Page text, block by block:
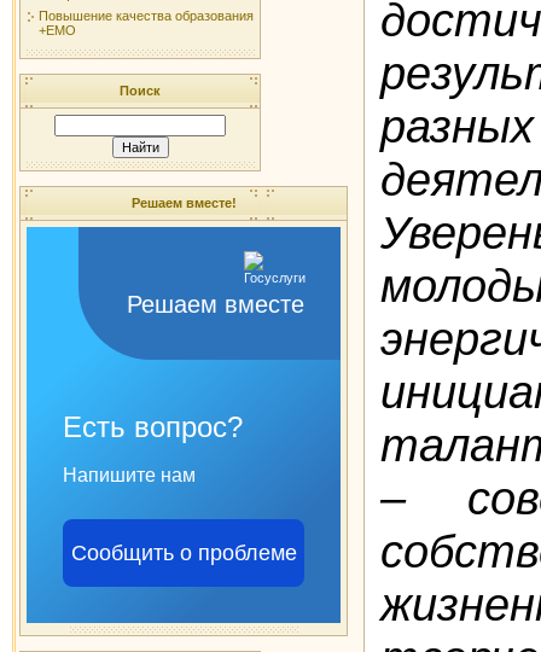
Повышение качества образования
+ЕМО
Поиск
Решаем вместе!
Решаем вместе
Есть вопрос?
Напишите нам
Сообщить о проблеме
–